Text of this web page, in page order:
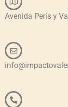
Avenida Peris y